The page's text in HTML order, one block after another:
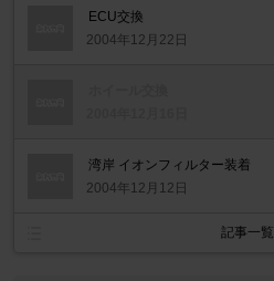
ECU交換
2004年12月22日
湾岸 イオンフィルター装着
2004年12月12日
記事一覧